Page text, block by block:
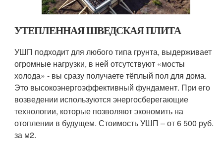
УТЕПЛЕННАЯ ШВЕДСКАЯ ПЛИТА
УШП подходит для любого типа грунта, выдерживает
огромные нагрузки, в ней отсутствуют «мосты
холода» - вы сразу получаете тёплый пол для дома.
Это высокоэнергоэффективный фундамент. При его
возведении используются энергосберегающие
технологии, которые позволяют экономить на
отоплении в будущем. Стоимость УШП – от 6 500 руб.
за м2.